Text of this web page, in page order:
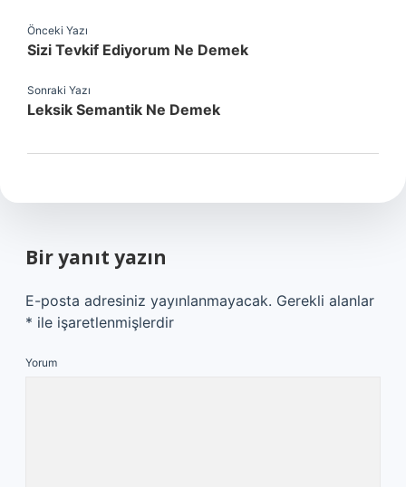
Önceki Yazı
Sizi Tevkif Ediyorum Ne Demek
Sonraki Yazı
Leksik Semantik Ne Demek
Bir yanıt yazın
E-posta adresiniz yayınlanmayacak. Gerekli alanlar
* ile işaretlenmişlerdir
Yorum